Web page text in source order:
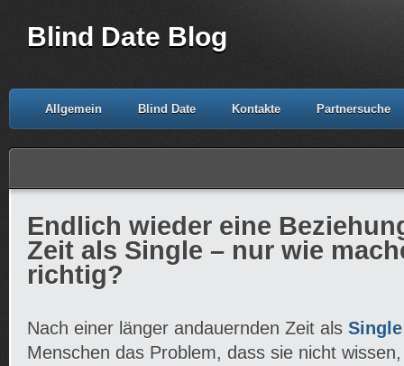
Blind Date Blog
Allgemein Blind Date Kontakte Partnersuche
Endlich wieder eine
Zeit als Single – nur wie
richtig?
Nach einer länger andauernden Zeit als Single
Menschen das Problem, dass sie nicht